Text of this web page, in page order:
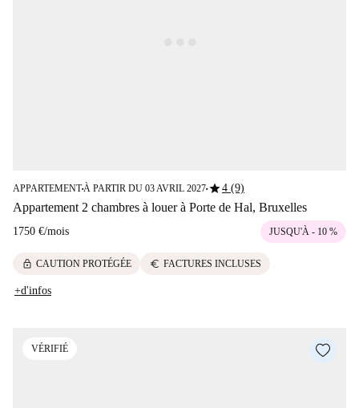
APPARTEMENT■À PARTIR DU 03 AVRIL 2027■star4 (9)
Appartement 2 chambres à louer à Porte de Hal, Bruxelles
1750 €/mois JUSQU'À - 10 %
lock CAUTION PROTÉGÉE euro FACTURES INCLUSES
+d'infos
VÉRIFIÉ